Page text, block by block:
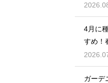
4月に
すめ！
ガーデ